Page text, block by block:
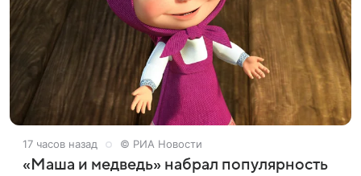
17 часов назад © РИА Новости
«Маша и медведь» набрал популярность